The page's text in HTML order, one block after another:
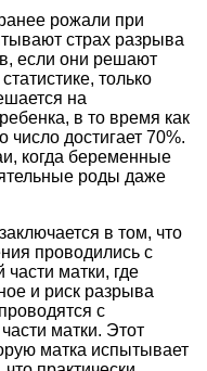
рожали при
страх разрыва
если они решают
только
на
в то время как
число достигает 70%.
когда беременные
роды даже
в том, что
проводились с
матки, где
и риск разрыва
с
матки. Этот
матка испытывает